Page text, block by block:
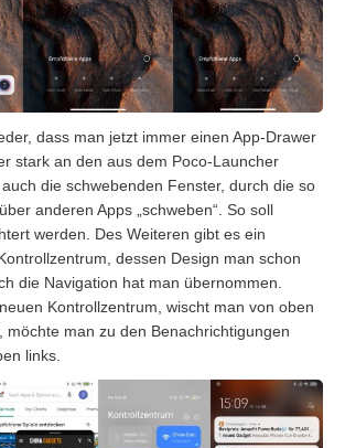
dass man jetzt immer einen App-Drawer
stark an den aus dem Poco-Launcher
die schwebenden Fenster, durch die so
anderen Apps „schweben“. So soll
werden. Des Weiteren gibt es ein
dessen Design man schon
die Navigation hat man übernommen.
Kontrollzentrum, wischt man von oben
möchte man zu den Benachrichtigungen
links.